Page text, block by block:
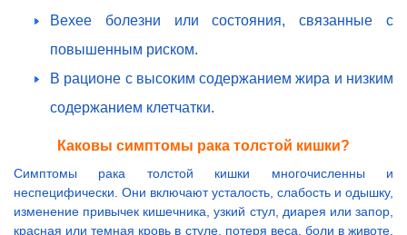
Вехее болезни или состояния, связанные с
повышенным риском.
В рационе с высоким содержанием жира и низким
содержанием клетчатки.
Каковы симптомы рака толстой кишки?
Симптомы рака толстой кишки многочисленны и
неспецифически. Они включают усталость, слабость и одышку,
изменение привычек кишечника, узкий стул, диарея или запор,
красная или темная кровь в стуле, потеря веса, боли в животе,